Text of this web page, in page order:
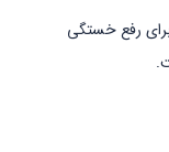
برای رفع خستگی